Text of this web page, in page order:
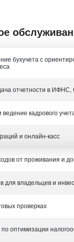
бухучета с
отчетности в
кадрового
и онлайн-касс
от проживания и
для владельцев и
проверках
по оптимизации